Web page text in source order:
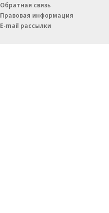
Обратная связь
Правовая информация
E-mail рассылки